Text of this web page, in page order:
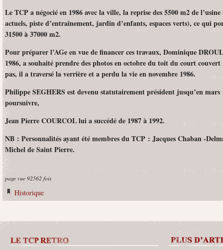
Le TCP a négocié en 1986 avec la ville, la reprise des 5500 m2 de
actuels, piste d’entraînement, jardin d’enfants, espaces verts), ce qui
31500 à 37000 m2.
Pour préparer l’AGe en vue de financer ces travaux, Dominique
1986, a souhaité prendre des photos en octobre du toit du court
pas, il a traversé la verrière et a perdu la vie en novembre 1986.
Philippe SEGHERS est devenu statutairement président jusqu’en mars
poursuivre,
Jean Pierre COURCOL lui a succédé de 1987 à 1992.
NB : Personnalités ayant été membres du TCP : Jacques Chaban -
Michel de Saint Pierre.
page vue 92562 fois
Historique